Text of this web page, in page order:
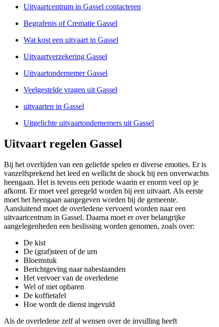
Uitvaartcentrum in Gassel contacteren
Begrafenis of Crematie Gassel
Wat kost een uitvaart in Gassel
Uitvaartverzekering Gassel
Uitvaartondernemer Gassel
Veelgestelde vragen uit Gassel
uitvaarten in Gassel
Uitgelichte uitvaartondernemers uit Gassel
Uitvaart regelen Gassel
Bij het overlijden van een geliefde spelen er diverse emoties. Er is
vanzelfsprekend het leed en wellicht de shock bij een onverwachts
heengaan. Het is tevens een periode waarin er enorm veel op je
afkomt. Er moet veel geregeld worden bij een uitvaart. Als eerste
moet het heengaan aangegeven worden bij de gemeente.
Aansluitend moet de overledene vervoerd worden naar een
uitvaartcentrum in Gassel. Daarna moet er over belangrijke
aangelegenheden een beslissing worden genomen, zoals over:
De kist
De (graf)steen of de urn
Bloemstuk
Berichtgeving naar nabestaanden
Het vervoer van de overledene
Wel of niet opbaren
De koffietafel
Hoe wordt de dienst ingevuld
Als de overledene zelf al wensen over de invulling heeft